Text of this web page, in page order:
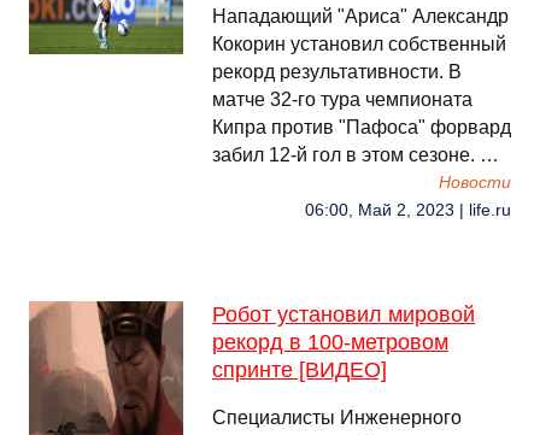
Нападающий "Ариса" Александр
Кокорин установил собственный
рекорд результативности. В
матче 32-го тура чемпионата
Кипра против "Пафоса" форвард
забил 12-й гол в этом сезоне. …
Новости
06:00, Май 2, 2023 | life.ru
Робот установил мировой
рекорд в 100-метровом
спринте [ВИДЕО]
Специалисты Инженерного